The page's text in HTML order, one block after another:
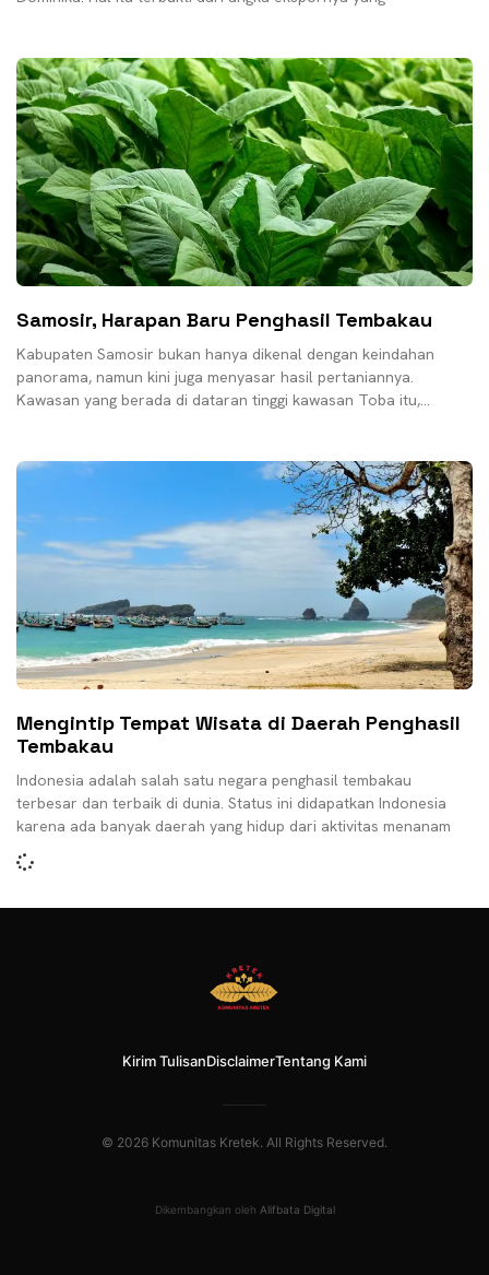
Samosir, Harapan Baru Penghasil Tembakau
Kabupaten Samosir bukan hanya dikenal dengan keindahan
panorama, namun kini juga menyasar hasil pertaniannya.
Kawasan yang berada di dataran tinggi kawasan Toba itu,
Mengintip Tempat Wisata di Daerah Penghasil
Tembakau
Indonesia adalah salah satu negara penghasil tembakau
terbesar dan terbaik di dunia. Status ini didapatkan Indonesia
karena ada banyak daerah yang hidup dari aktivitas menanam
Kirim TulisanDisclaimerTentang Kami
© 2026 Komunitas Kretek. All Rights Reserved.
Dikembangkan oleh Alifbata Digital